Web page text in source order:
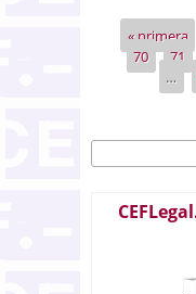
Páginas
« primera
70
71
…
Buscar